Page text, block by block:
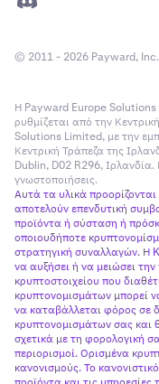
© 2011 - 2026 Payward, Inc.
Η Payward Europe
ρυθμίζεται από την
Solutions Limited, με την
Κεντρική Τράπεζα της
Dublin, D02 R296,
γνωστοποιήσεις.
Αυτά τα υλικά
αποτελούν επενδυτική
προϊόντα ή σύσταση ή
οποιουδήποτε
στρατηγική συναλλαγών. Η
να αυξήσει ή να μειώσει
κρυπτοστοιχείου που
κρυπτονομισμάτων μπορεί
να καταβάλλεται φόρος σε
κρυπτονομισμάτων σας και
σχετικά με τη φορολογική
περιορισμοί. Ορισμένα
κανονισμούς. Το